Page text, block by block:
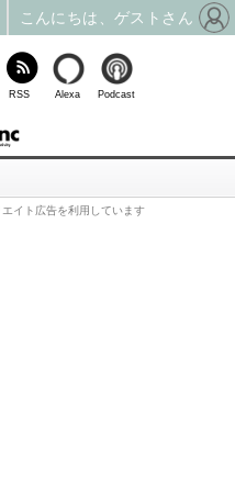
イト広告を利用しています
RSS Alexa Podcast
こんにちは、ゲストさん